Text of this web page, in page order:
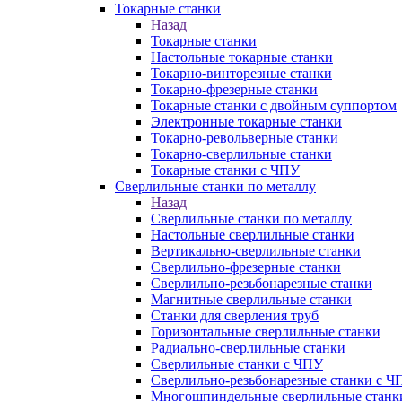
Токарные станки
Назад
Токарные станки
Настольные токарные станки
Токарно-винторезные станки
Токарно-фрезерные станки
Токарные станки с двойным суппортом
Электронные токарные станки
Токарно-револьверные станки
Токарно-сверлильные станки
Токарные станки с ЧПУ
Сверлильные станки по металлу
Назад
Сверлильные станки по металлу
Настольные сверлильные станки
Вертикально-сверлильные станки
Сверлильно-фрезерные станки
Сверлильно-резьбонарезные станки
Магнитные сверлильные станки
Станки для сверления труб
Горизонтальные сверлильные станки
Радиально-сверлильные станки
Сверлильные станки с ЧПУ
Сверлильно-резьбонарезные станки с
Многошпиндельные сверлильные